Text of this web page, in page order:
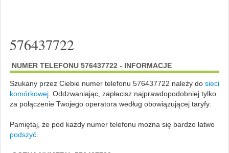
576437722
NUMER TELEFONU 576437722 - INFORMACJE
Szukany przez Ciebie numer telefonu 576437722 należy do sieci
komórkowej. Oddzwaniając, zapłacisz najprawdopodobniej tylko
za połączenie Twojego operatora według obowiązującej taryfy.
Pamiętaj, że pod każdy numer telefonu można się bardzo łatwo
podszyć.